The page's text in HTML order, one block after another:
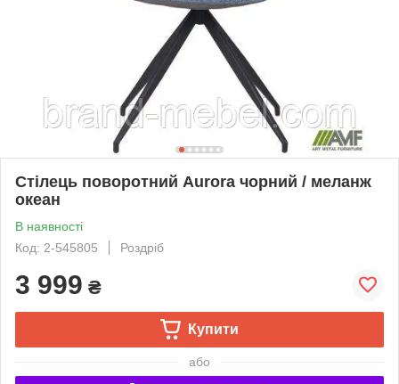
Стілець поворотний Aurora чорний / меланж
океан
В наявності
Код: 2-545805
Роздріб
3 999 ₴
Купити
або